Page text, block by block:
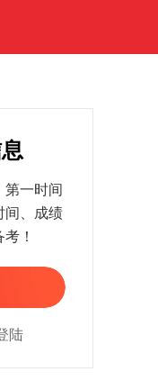
第一时间
间、成绩
！
陆